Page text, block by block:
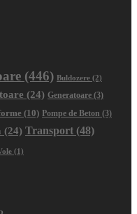
(446) Buldozere (2)
(24) Generatoare (3)
(10) Pompe de Beton (3)
(24) Transport (48)
(1)